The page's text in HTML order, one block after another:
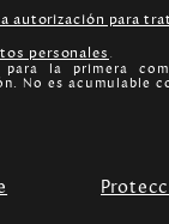
autorización para
personales.
la primera
No es acumulable